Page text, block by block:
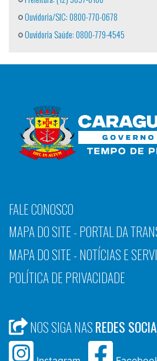
Ouvidoria/SIC: 0800-770-0678
Ouvidoria Saúde: 0800-779-4545
FALE CONOSCO
MAPA DO SITE - PORTAL DA
MAPA DO SITE - NOTÍCIAS E
POLÍTICA DE PRIVACIDADE
NOS SIGA NASREDES